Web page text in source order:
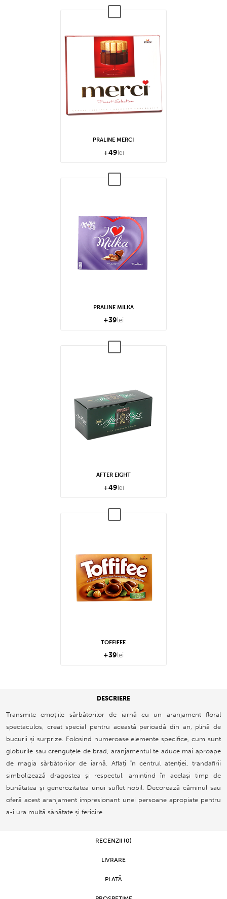
PRALINE MERCI
+49lei
PRALINE MILKA
+39lei
AFTER EIGHT
+49lei
TOFFIFEE
+39lei
DESCRIERE
Transmite emoțiile sărbătorilor de iarnă cu un aranjament floral
spectaculos, creat special pentru această perioadă din an, plină de
bucurii și surprize. Folosind numeroase elemente specifice, cum sunt
globurile sau crenguțele de brad, aranjamentul te aduce mai aproape
de magia sărbătorilor de iarnă. Aflați în centrul atenției, trandafirii
simbolizează dragostea și respectul, amintind în același timp de
bunătatea și generozitatea unui suflet nobil. Decorează căminul sau
oferă acest aranjament impresionant unei persoane apropiate pentru
a-i ura multă sănătate și fericire.
RECENZII (0)
LIVRARE
PLATĂ